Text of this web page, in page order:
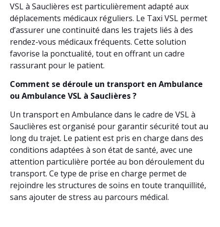
VSL à Sauclières est particulièrement adapté aux
déplacements médicaux réguliers. Le Taxi VSL permet
d’assurer une continuité dans les trajets liés à des
rendez-vous médicaux fréquents. Cette solution
favorise la ponctualité, tout en offrant un cadre
rassurant pour le patient.
Comment se déroule un transport en Ambulance
ou Ambulance VSL à Sauclières ?
Un transport en Ambulance dans le cadre de VSL à
Sauclières est organisé pour garantir sécurité tout au
long du trajet. Le patient est pris en charge dans des
conditions adaptées à son état de santé, avec une
attention particulière portée au bon déroulement du
transport. Ce type de prise en charge permet de
rejoindre les structures de soins en toute tranquillité,
sans ajouter de stress au parcours médical.